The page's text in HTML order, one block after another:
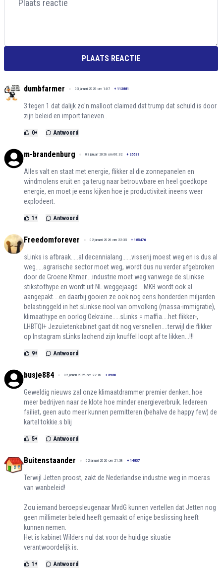
PLAATS REACTIE
dumbfarmer 03 januari 2026 om 1:07 + 112881
3 tegen 1 dat dalijk zo'n malloot claimed dat trump dat schuld is door
zijn beleid en import tarieven..
0+ Antwoord
m-brandenburg 03 januari 2026 om 00:32 + 26539
Alles valt en staat met energie, flikker al die zonnepanelen en
windmolens eruit en ga terug naar betrouwbare en heel goedkope
energie, en moet je eens kijken hoe je productiviteit ineens weer
explodeert.
1 + Antwoord
Freedomforever 02 januari 2026 om 22:35 + 185476
sLinks is afbraak.....al decennialang......visserij moest weg en is dus al
weg.....agrarische sector moet weg, wordt dus nu verder afgebroken
door de Groene Khmer....industrie moet weg vanwege de sLinkse
stikstofhype en wordt uit NL weggejaagd....MKB wordt ook al
aangepakt....en daarbij gooien ze ook nog eens honderden miljarden
belastinggeld in het sLinkse riool van omvolking (massa-immigratie),
klimaathype en oorlog Oekraïne.....sLinks = maffia....het flikker-,
LHBTQI+ Jezuïetenkabinet gaat dit nog versnellen....terwijl die flikker
op Instagram sLinks lachend zijn knuffel loopt af te likken...!!!
9+ Antwoord
busje884 02 januari 2026 om 22:16 + 8980
Geweldig nieuws zal onze klimaatdrammer premier denken..hoe
meer bedrijven naar de klote hoe minder energieverbruik. Iedereen
failiet, geen auto meer kunnen permitteren (behalve de happy few) de
kartel tokkie.s blij
5+ Antwoord
Buitenstaander 02 januari 2026 om 21:38 + 14837
Terwijl Jetten proost, zakt de Nederlandse industrie weg in moeras
van wanbeleid!
Zou iemand beroepsleugenaar MvdG kunnen vertellen dat Jetten nog
geen millimeter beleid heeft gemaakt of enige beslissing heeft
kunnen nemen.
Het is kabinet Wilders nul dat voor de huidige situatie
verantwoordelijk is.
1 + Antwoord